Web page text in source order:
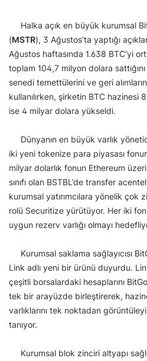
Halka açık en büyük kurumsal
(MSTR), 3 Ağustos’ta yaptığı
Ağustos haftasında 1.638 BTC’yi
toplam 104,7 milyon dolara
senedi temettülerini ve geri
kullanılırken, şirketin BTC hazinesi
ise 4 milyar dolara yükseldi.
Dünyanın en büyük varlık
iki yeni tokenize para piyasası
milyar dolarlık fonun Ethereum
sınıfı olan BSTBL’de transfer
kurumsal yatırımcılara yönelik çok
rolü Securitize yürütüyor. Her iki
uygun rezerv varlığı olmayı
Kurumsal saklama sağlayıcısı
Link adlı yeni bir ürünü duyurdu.
çeşitli borsalardaki hesaplarını
tek bir arayüzde birleştirerek,
varlıklarını tek noktadan
tanıyor.
Kurumsal blok zinciri altyapı